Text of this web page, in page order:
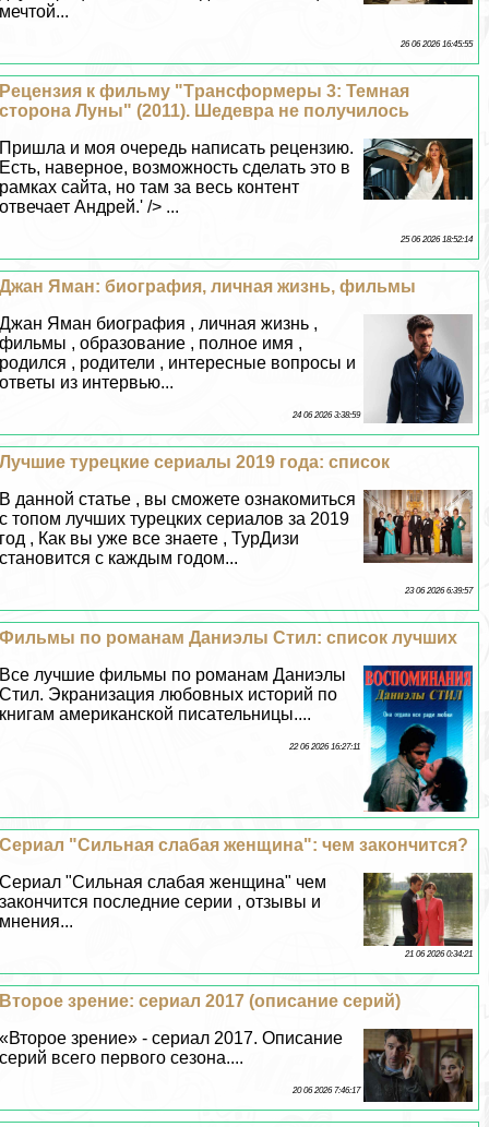
мечтой...
26 06 2026 16:45:55
Рецензия к фильму "Tрaнcформеры 3: Темная
сторона Луны" (2011). Шедевра не получилось
Пришла и моя очередь написать рецензию.
Есть, наверное, возможность сделать это в
рамках сайта, но там за весь контент
отвечает Андрей.' /> ...
25 06 2026 18:52:14
Джан Яман: биография, личная жизнь, фильмы
Джан Яман биография , личная жизнь ,
фильмы , образование , полное имя ,
родился , родители , интересные вопросы и
ответы из интервью...
24 06 2026 3:38:59
Лучшие турецкие сериалы 2019 года: список
В данной статье , вы сможете ознакомиться
с топом лучших турецких сериалов за 2019
год , Как вы уже все знаете , ТурДизи
становится с каждым годом...
23 06 2026 6:39:57
Фильмы по романам Даниэлы Стил: список лучших
Все лучшие фильмы по романам Даниэлы
Стил. Экранизация любовных историй по
книгам американской писательницы....
22 06 2026 16:27:11
Сериал "Сильная слабая женщина": чем закончится?
Сериал "Сильная слабая женщина" чем
закончится последние серии , отзывы и
мнения...
21 06 2026 0:34:21
Второе зрение: сериал 2017 (описание серий)
«Второе зрение» - сериал 2017. Описание
серий всего первого сезона....
20 06 2026 7:46:17